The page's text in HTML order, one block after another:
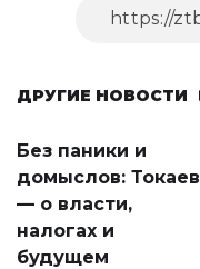
ДРУГИЕ НОВОСТИ
Без паники и
домыслов: Токаев
— о власти,
налогах и
будущем